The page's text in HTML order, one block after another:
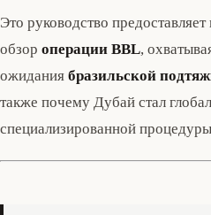
Это руководство
обзор операции BBL,
ожидания бразильской
также почему Дубай стал
специализированной